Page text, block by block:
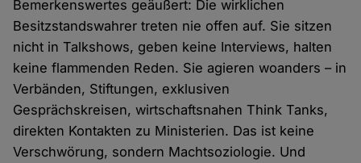
Bemerkenswertes geäußert: Die wirklichen
Besitzstandswahrer treten nie offen auf. Sie sitzen
nicht in Talkshows, geben keine Interviews, halten
keine flammenden Reden. Sie agieren woanders – in
Verbänden, Stiftungen, exklusiven
Gesprächskreisen, wirtschaftsnahen Think Tanks,
direkten Kontakten zu Ministerien. Das ist keine
Verschwörung, sondern Machtsoziologie. Und